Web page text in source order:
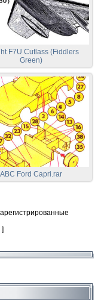
F7U Cutlass (Fiddlers
Green)
ABC Ford Capri.rar
]